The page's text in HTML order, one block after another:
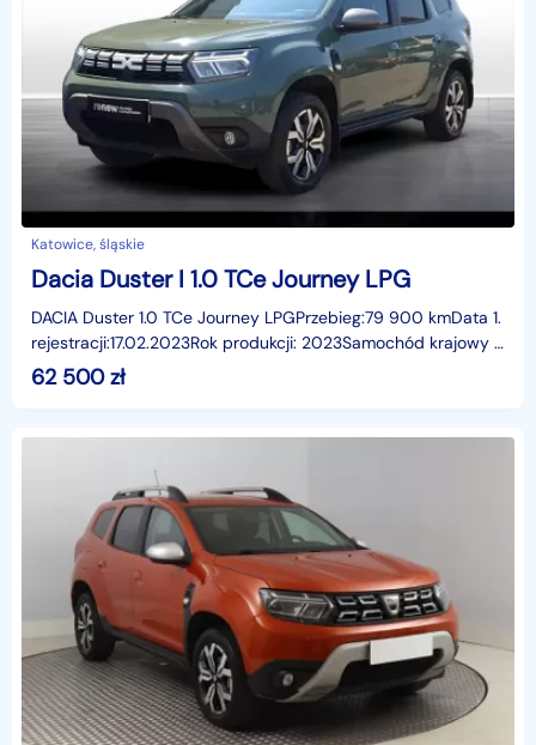
Katowice, śląskie
Dacia Duster I 1.0 TCe Journey LPG
DACIA Duster 1.0 TCe Journey LPGPrzebieg:79 900 kmData 1.
rejestracji:17.02.2023Rok produkcji: 2023Samochód krajowy i
bezwypadkowyUdokumentowany serwis Gwarancj
62 500zł